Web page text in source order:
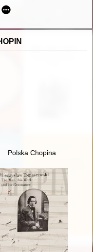
Miejskiego w
Fryderyka
Polska Chopina